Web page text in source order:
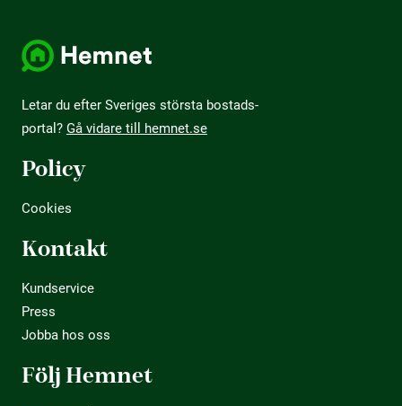
Letar du efter Sveriges största bostads­
portal? Gå vidare till hemnet.se
Policy
Cookies
Kontakt
Kundservice
Press
Jobba hos oss
Följ Hemnet